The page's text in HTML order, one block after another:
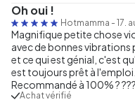
Oh oui !
Hotmamma - 17.
Magnifique petite chose
avec de bonnes
et ce qui est génial, c'est
est toujours prêt à
Recommandé à 100% ?
Achat vérifié